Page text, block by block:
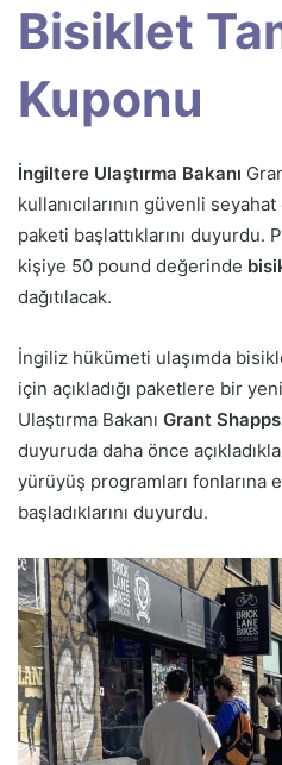
Bisiklet
Kuponu
İngiltere Ulaştırma Bakanı
kullanıcılarının güvenli
paketi başlattıklarını duyurdu.
kişiye 50 pound değerinde
dağıtılacak.
İngiliz hükümeti ulaşımda
için açıkladığı paketlere bir
Ulaştırma Bakanı Grant Shapps
duyuruda daha önce
yürüyüş programları fonlarına
başladıklarını duyurdu.